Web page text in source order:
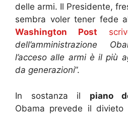
delle armi. Il Presidente,
sembra voler tener fede
Washington Post
dell’amministrazione
l’acceso alle armi è il più
da generazioni”.
In sostanza il piano
Obama prevede il